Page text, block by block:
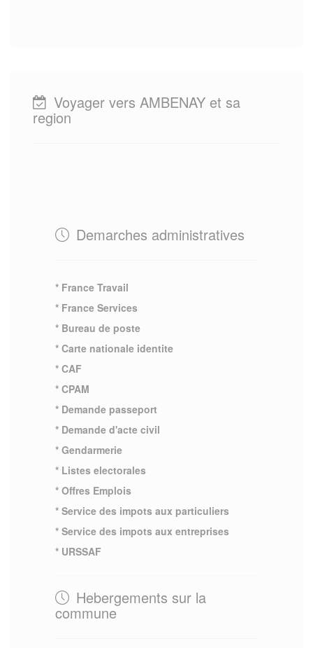
Voyager vers AMBENAY et sa
region
Demarches administratives
* France Travail
* France Services
* Bureau de poste
* Carte nationale identite
* CAF
* CPAM
* Demande passeport
* Demande d'acte civil
* Gendarmerie
* Listes electorales
* Offres Emplois
* Service des impots aux particuliers
* Service des impots aux entreprises
* URSSAF
Hebergements sur la
commune